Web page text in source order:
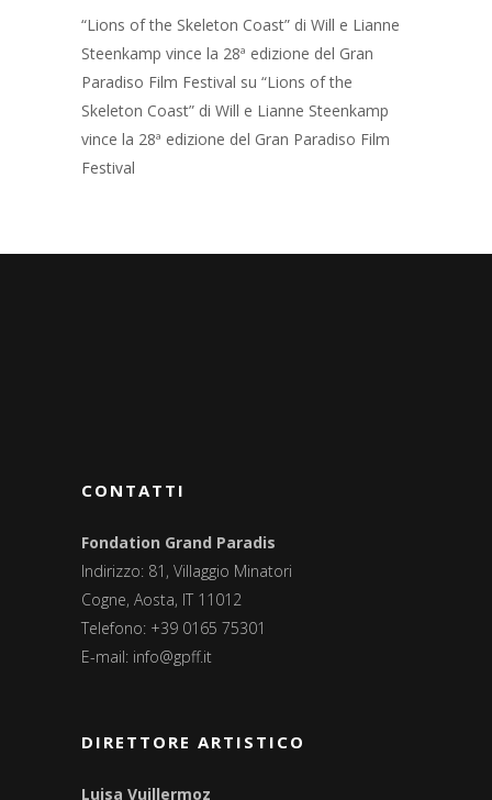
“Lions of the Skeleton Coast” di Will e Lianne
Steenkamp vince la 28ª edizione del Gran
Paradiso Film Festival su “Lions of the
Skeleton Coast” di Will e Lianne Steenkamp
vince la 28ª edizione del Gran Paradiso Film
Festival
CONTATTI
Fondation Grand Paradis
Indirizzo: 81, Villaggio Minatori
Cogne, Aosta, IT 11012
Telefono: +39 0165 75301
E-mail: info@gpff.it
DIRETTORE ARTISTICO
Luisa Vuillermoz